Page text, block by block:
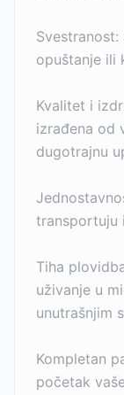
opuštanje ili
Kvalitet i
izrađena od
dugotrajnu
transportuju
Tiha
uživanje u
unutrašnjim
Kompletan
početak